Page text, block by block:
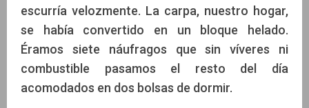
escurría velozmente. La carpa, nuestro hogar,
se había convertido en un bloque helado.
Éramos siete náufragos que sin víveres ni
combustible pasamos el resto del día
acomodados en dos bolsas de dormir.